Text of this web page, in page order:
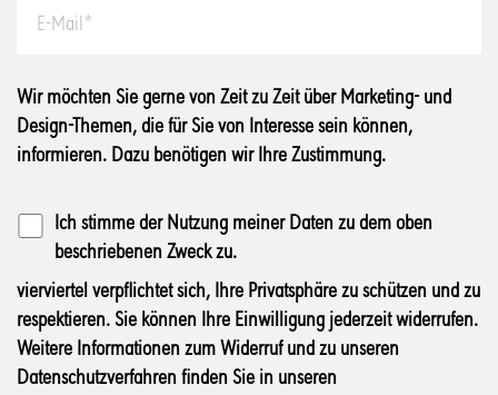
Wir möchten Sie gerne von Zeit zu Zeit über Marketing- und
Design-Themen, die für Sie von Interesse sein können,
informieren. Dazu benötigen wir Ihre Zustimmung.
Ich stimme der Nutzung meiner Daten zu dem oben
beschriebenen Zweck zu.
vierviertel verpflichtet sich, Ihre Privatsphäre zu schützen und zu
respektieren. Sie können Ihre Einwilligung jederzeit widerrufen.
Weitere Informationen zum Widerruf und zu unseren
Datenschutzverfahren finden Sie in unseren